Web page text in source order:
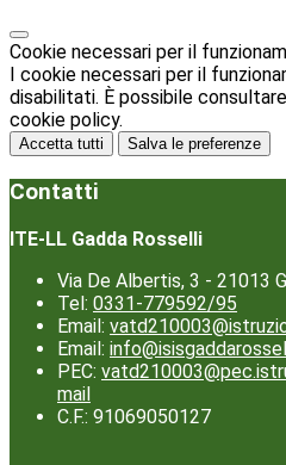
Cookie necessari per il
I cookie necessari per il
disabilitati. È possibile
cookie policy.
Accetta tutti Salva le preferenze
Contatti
ITE-LL Gadda Rosselli
Via De Albertis, 3 - 21013
Tel: 0331-779592/95
Email:
Email:
PEC:
mail
C.F.: 91069050127